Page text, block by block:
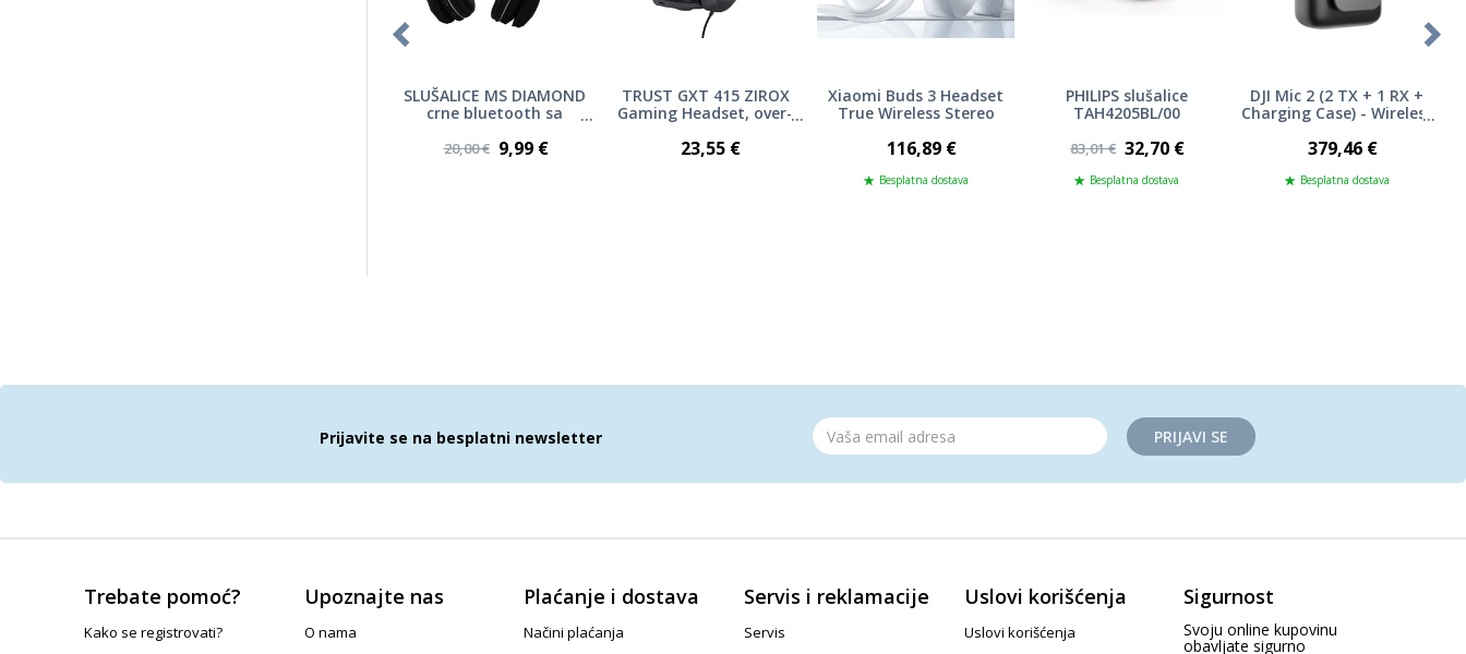
SLUŠALICE MS DIAMOND
crne bluetooth sa
20,00 € 9,99 €
TRUST GXT 415 ZIROX
Gaming Headset, over-
PS4, PS5, Nintendo, Xbox
23,55 €
Xiaomi Buds 3 Headset
True Wireless Stereo
116,89 €
Besplatna dostava
PHILIPS slušalice
TAH4205BL/00
83,01 € 32,70 €
Besplatna dostava
DJI Mic 2 (2 TX + 1 RX +
Charging Case) - Wireless
379,46 €
Besplatna dostava
Prijavite se na besplatni newsletter PRIJAVI SE
Trebate pomoć?
Kako se registrovati?
Upoznajte nas
O nama
Plaćanje i dostava
Načini plaćanja
Servis i reklamacije
Servis
Uslovi korišćenja
Uslovi korišćenja
Sigurnost
Svoju online kupovinu
obavljate sigurno